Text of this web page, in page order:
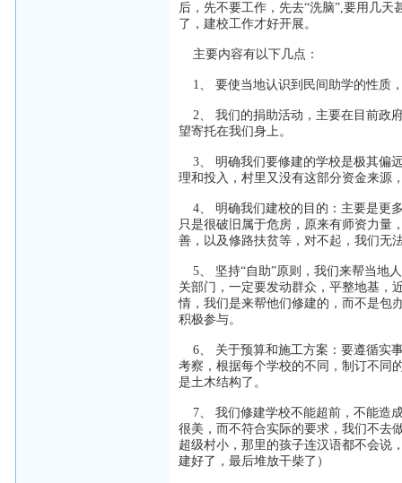
后，先不要工作，先去“洗脑”,要用几
了，建校工作才好开展。
主要内容有以下几点：
1、 要使当地认识到民间助学的性质
2、 我们的捐助活动，主要在目前政
望寄托在我们身上。
3、 明确我们要修建的学校是极其偏
理和投入，村里又没有这部分资金来源
4、 明确我们建校的目的：主要是更
只是很破旧属于危房，原来有师资力量
善，以及修路扶贫等，对不起，我们无
5、 坚持“自助”原则，我们来帮当地
关部门，一定要发动群众，平整地基，
情，我们是来帮他们修建的，而不是包
积极参与。
6、 关于预算和施工方案：要遵循实
考察，根据每个学校的不同，制订不同
是土木结构了。
7、 我们修建学校不能超前，不能造
很美，而不符合实际的要求，我们不去
超级村小，那里的孩子连汉语都不会说
建好了，最后堆放干柴了）